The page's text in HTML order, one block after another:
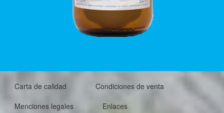
Carta de calidad
Condiciones de venta
Menciones legales
Enlaces